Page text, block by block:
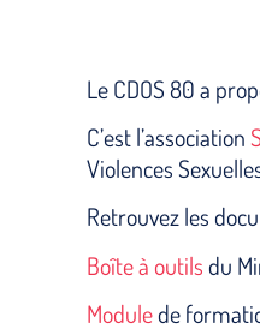
Le CDOS 80 a
C’est l’association
Violences
Retrouvez les
Boîte à outilsdu
Modulede